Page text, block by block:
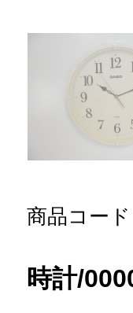
商品コード
時計/